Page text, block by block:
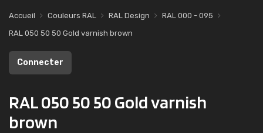
Accueil Couleurs RAL RAL Design
RAL 000 - 095
RAL 050 50 50 Gold varnish brown
Connecter
RAL 050 50 50 Gold varnish
brown